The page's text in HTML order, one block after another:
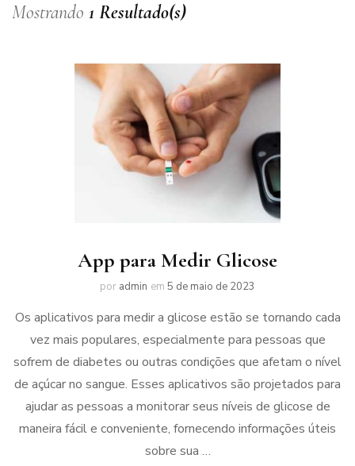
Mostrando 1 Resultado(s)
App para Medir Glicose
por admin em 5 de maio de 2023
Os aplicativos para medir a glicose estão se tornando cada
vez mais populares, especialmente para pessoas que
sofrem de diabetes ou outras condições que afetam o nível
de açúcar no sangue. Esses aplicativos são projetados para
ajudar as pessoas a monitorar seus níveis de glicose de
maneira fácil e conveniente, fornecendo informações úteis
sobre sua …